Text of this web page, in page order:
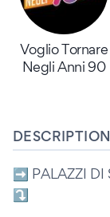
Voglio Tornare
Negli Anni 90
DESCRIPTION
➡️ PALAZZI DI
⤵️